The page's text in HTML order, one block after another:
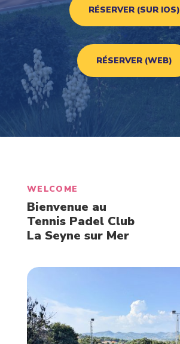
RÉSERVER (SUR IOS)
RÉSERVER (WEB)
WELCOME
Bienvenue au
Tennis Padel Club
La Seyne sur Mer